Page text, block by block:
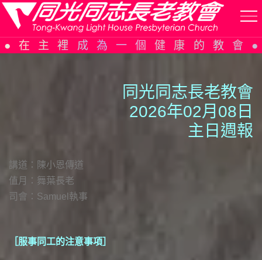
Skip
to
在主裡成為一個健康的教會
同光同志長老教會
2026年02月08日
主日週報
講道：陳小恩傳道
值月：舞葉長老
司會：Samuel執事
［服事同工的注意事項］